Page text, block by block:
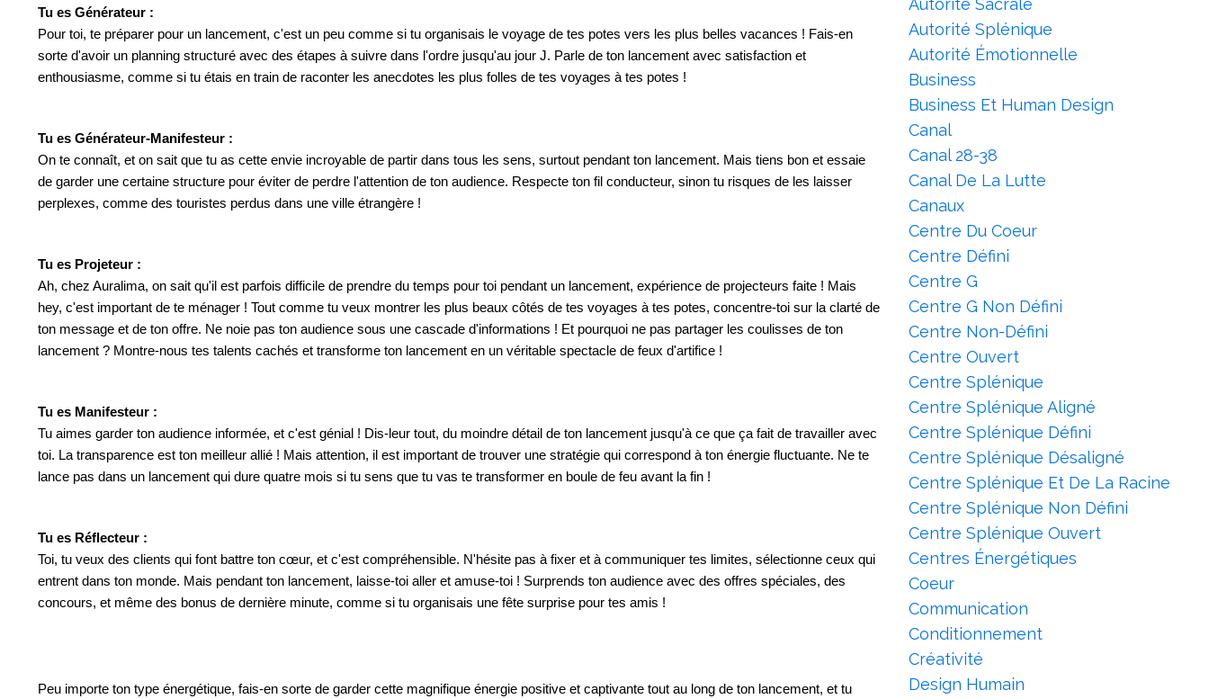
Tu es Générateur :
Pour toi, te préparer pour un lancement, c'est un peu comme si tu organisais le voyage de tes potes vers les plus belles vacances ! Fais-en
sorte d'avoir un planning structuré avec des étapes à suivre dans l'ordre jusqu'au jour J. Parle de ton lancement avec satisfaction et
enthousiasme, comme si tu étais en train de raconter les anecdotes les plus folles de tes voyages à tes potes !
Tu es Générateur-Manifesteur :
On te connaît, et on sait que tu as cette envie incroyable de partir dans tous les sens, surtout pendant ton lancement. Mais tiens bon et essaie
de garder une certaine structure pour éviter de perdre l'attention de ton audience. Respecte ton fil conducteur, sinon tu risques de les laisser
perplexes, comme des touristes perdus dans une ville étrangère !
Tu es Projeteur :
Ah, chez Auralima, on sait qu'il est parfois difficile de prendre du temps pour toi pendant un lancement, expérience de projecteurs faite ! Mais
hey, c'est important de te ménager ! Tout comme tu veux montrer les plus beaux côtés de tes voyages à tes potes, concentre-toi sur la clarté de
ton message et de ton offre. Ne noie pas ton audience sous une cascade d'informations ! Et pourquoi ne pas partager les coulisses de ton
lancement ? Montre-nous tes talents cachés et transforme ton lancement en un véritable spectacle de feux d'artifice !
Tu es Manifesteur :
Tu aimes garder ton audience informée, et c'est génial ! Dis-leur tout, du moindre détail de ton lancement jusqu'à ce que ça fait de travailler avec
toi. La transparence est ton meilleur allié ! Mais attention, il est important de trouver une stratégie qui correspond à ton énergie fluctuante. Ne te
lance pas dans un lancement qui dure quatre mois si tu sens que tu vas te transformer en boule de feu avant la fin !
Tu es Réflecteur :
Toi, tu veux des clients qui font battre ton cœur, et c'est compréhensible. N'hésite pas à fixer et à communiquer tes limites, sélectionne ceux qui
entrent dans ton monde. Mais pendant ton lancement, laisse-toi aller et amuse-toi ! Surprends ton audience avec des offres spéciales, des
concours, et même des bonus de dernière minute, comme si tu organisais une fête surprise pour tes amis !
Peu importe ton type énergétique, fais-en sorte de garder cette magnifique énergie positive et captivante tout au long de ton lancement, et tu
Autorité Sacrale
Autorité Splénique
Autorité Émotionnelle
Business
Business Et Human Design
Canal
Canal 28-38
Canal De La Lutte
Canaux
Centre Du Coeur
Centre Défini
Centre G
Centre G Non Défini
Centre Non-Défini
Centre Ouvert
Centre Splénique
Centre Splénique Aligné
Centre Splénique Défini
Centre Splénique Désaligné
Centre Splénique Et De La Racine
Centre Splénique Non Défini
Centre Splénique Ouvert
Centres Énergétiques
Coeur
Communication
Conditionnement
Créativité
Design Humain